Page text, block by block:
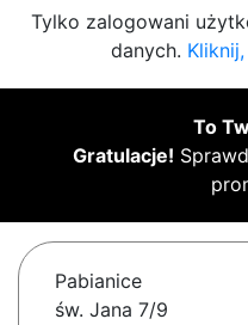
Tylko zalogowani
danych.
To
Gratulacje!
Pabianice
św. Jana 7/9